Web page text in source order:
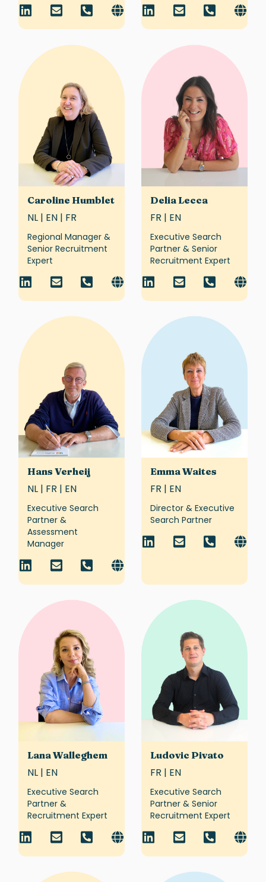
Caroline Humblet
NL | EN | FR
Regional Manager &
Senior Recruitment
Expert
Delia Lecca
FR | EN
Executive Search
Partner & Senior
Recruitment Expert
Hans Verheij
NL | FR | EN
Executive Search
Partner &
Assessment
Manager
Emma Waites
FR | EN
Director & Executive
Search Partner
Lana Walleghem
NL | EN
Executive Search
Partner &
Recruitment Expert
Ludovic Pivato
FR | EN
Executive Search
Partner & Senior
Recruitment Expert